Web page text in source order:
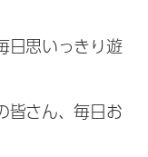
日思いっきり遊
皆さん、毎日お